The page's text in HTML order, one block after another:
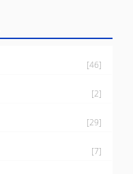
[46]
[2]
[29]
[7]